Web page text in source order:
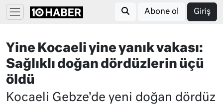
Abone ol Giriş
Yine Kocaeli yine yanık vakası:
Sağlıklı doğan dördüzlerin üçü
öldü
Kocaeli Gebze'de yeni doğan dördüz